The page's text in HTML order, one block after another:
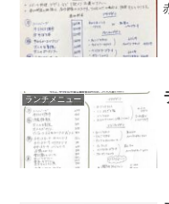
ランチメニュー